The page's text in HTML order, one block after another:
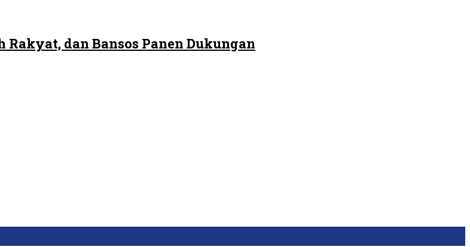
Rakyat, dan Bansos Panen Dukungan